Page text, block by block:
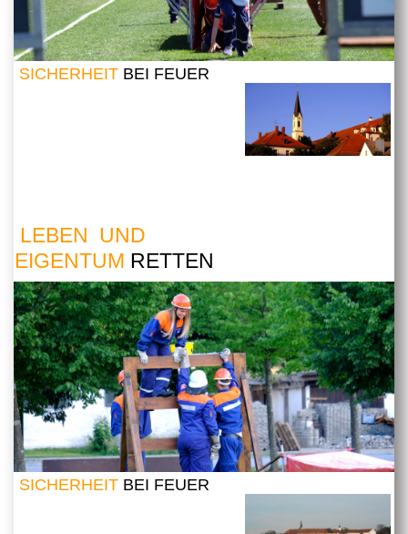
SICHERHEIT BEI FEUER
LEBEN UND
EIGENTUM RETTEN
SICHERHEIT BEI FEUER